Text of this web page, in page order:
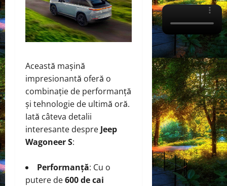
Această mașină
impresionantă oferă o
combinație de performanță
și tehnologie de ultimă oră.
Iată câteva detalii
interesante despre Jeep
Wagoneer S:
Performanță: Cu o
putere de600 de cai